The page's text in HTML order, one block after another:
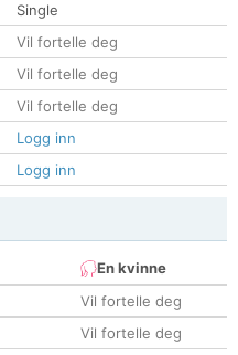
Single
Vil fortelle deg
Vil fortelle deg
Vil fortelle deg
Logg inn
Logg inn
En kvinne
Vil fortelle deg
Vil fortelle deg